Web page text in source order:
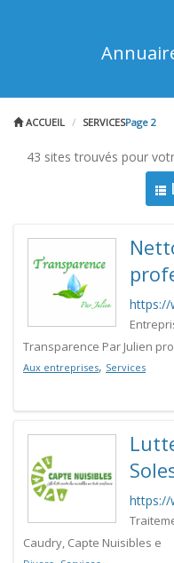
ACCUEIL SERVICESPage 2
43 sites trouvés pour
https://
Transparence Par Julien
Aux entreprises, Services
https://
Caudry, Capte Nuisibles e